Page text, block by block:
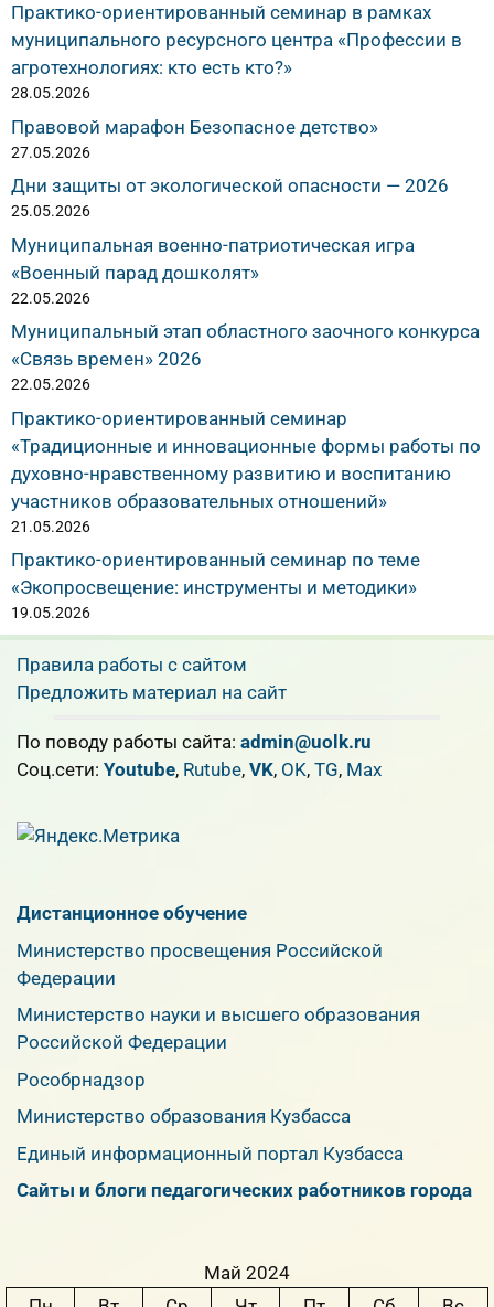
Практико-ориентированный семинар в рамках
муниципального ресурсного центра «Профессии в
агротехнологиях: кто есть кто?»
28.05.2026
Правовой марафон Безопасное детство»
27.05.2026
Дни защиты от экологической опасности — 2026
25.05.2026
Муниципальная военно-патриотическая игра
«Военный парад дошколят»
22.05.2026
Муниципальный этап областного заочного конкурса
«Связь времен» 2026
22.05.2026
Практико-ориентированный семинар
«Традиционные и инновационные формы работы по
духовно-нравственному развитию и воспитанию
участников образовательных отношений»
21.05.2026
Практико-ориентированный семинар по теме
«Экопросвещение: инструменты и методики»
19.05.2026
Правила работы с сайтом
Предложить материал на сайт
По поводу работы сайта: admin@uolk.ru
Cоц.сети: Youtube, Rutube, VK, OK, TG, Max
Дистанционное обучение
Министерство просвещения Российской
Федерации
Министерство науки и высшего образования
Российской Федерации
Рособрнадзор
Министерство образования Кузбасса
Единый информационный портал Кузбасса
Сайты и блоги педагогических работников города
Май 2024